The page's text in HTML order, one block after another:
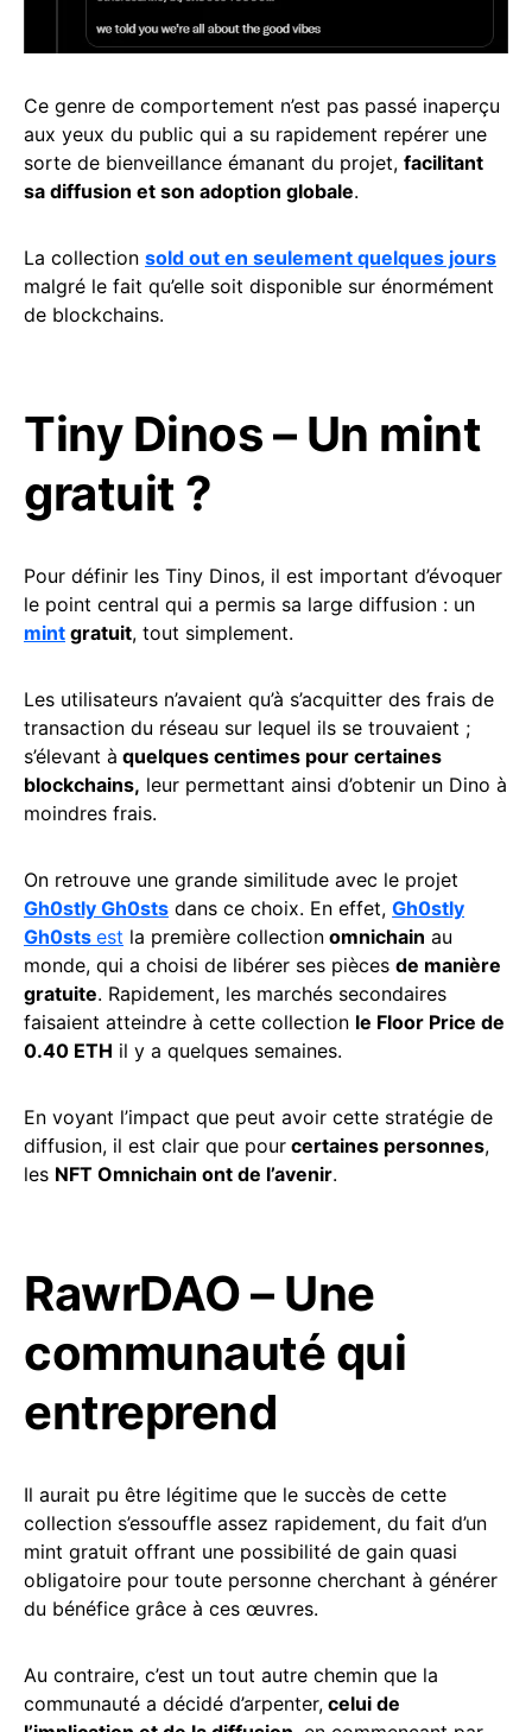
Ce genre de comportement n’est pas passé inaperçu
aux yeux du public qui a su rapidement repérer une
sorte de bienveillance émanant du projet, facilitant
sa diffusion et son adoption globale.
La collection sold out en seulement quelques jours
malgré le fait qu’elle soit disponible sur énormément
de blockchains.
Tiny Dinos – Un mint
gratuit ?
Pour définir les Tiny Dinos, il est important d’évoquer
le point central qui a permis sa large diffusion : un
mint gratuit, tout simplement.
Les utilisateurs n’avaient qu’à s’acquitter des frais de
transaction du réseau sur lequel ils se trouvaient ;
s’élevant à quelques centimes pour certaines
blockchains, leur permettant ainsi d’obtenir un Dino à
moindres frais.
On retrouve une grande similitude avec le projet
Gh0stly Gh0sts dans ce choix. En effet, Gh0stly
Gh0sts est la première collection omnichain au
monde, qui a choisi de libérer ses pièces de manière
gratuite. Rapidement, les marchés secondaires
faisaient atteindre à cette collection le Floor Price de
0.40 ETH il y a quelques semaines.
En voyant l’impact que peut avoir cette stratégie de
diffusion, il est clair que pour certaines personnes,
les NFT Omnichain ont de l’avenir.
RawrDAO – Une
communauté qui
entreprend
Il aurait pu être légitime que le succès de cette
collection s’essouffle assez rapidement, du fait d’un
mint gratuit offrant une possibilité de gain quasi
obligatoire pour toute personne cherchant à générer
du bénéfice grâce à ces œuvres.
Au contraire, c’est un tout autre chemin que la
communauté a décidé d’arpenter, celui de